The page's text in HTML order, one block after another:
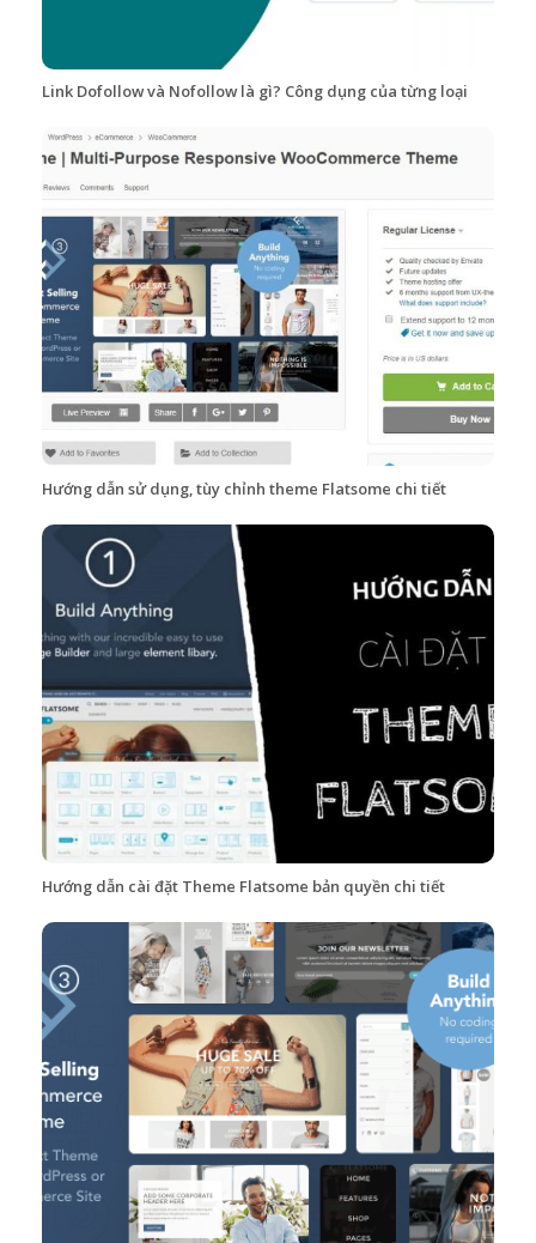
Link Dofollow và Nofollow là gì? Công dụng của từng loại
Hướng dẫn sử dụng, tùy chỉnh theme Flatsome chi tiết
Hướng dẫn cài đặt Theme Flatsome bản quyền chi tiết